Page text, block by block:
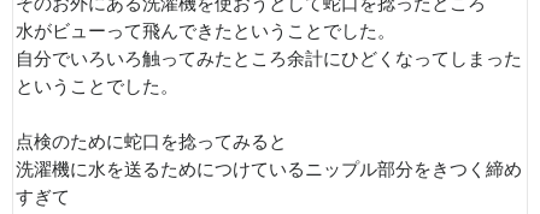
水がビューって飛んできたということでした。
自分でいろいろ触ってみたところ余計にひどくなってしまった
ということでした。
点検のために蛇口を捻ってみると
洗濯機に水を送るためにつけているニップル部分をきつく締め
すぎて